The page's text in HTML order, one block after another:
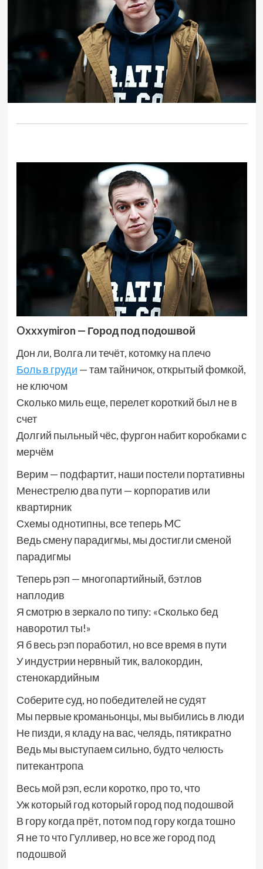
Oxxxymiron — Город под подошвой
Дон ли, Волга ли течёт, котомку на плечо
Боль в груди — там тайничок, открытый фомкой,
не ключом
Сколько миль еще, перелет короткий был не в
счет
Долгий пыльный чёс, фургон набит коробками с
мерчём
Верим — подфартит, наши постели портативны
Менестрелю два пути — корпоратив или
квартирник
Схемы однотипны, все теперь MC
Ведь смену парадигмы, мы достигли сменой
парадигмы
Теперь рэп — многопартийный, бэтлов
наплодив
Я смотрю в зеркало по типу: «Сколько бед
наворотил ты!»
Я б весь рэп поработил, но все время в пути
У индустрии нервный тик, валокордин,
стенокардийным
Соберите суд, но победителей не судят
Мы первые кроманьонцы, мы выбились в люди
Не пизди, я кладу на вас, челядь, пятикратно
Ведь мы выступаем сильно, будто челюсть
питекантропа
Весь мой рэп, если коротко, про то, что
Уж который год который город под подошвой
В гору когда прёт, потом под гору когда тошно
Я не то что Гулливер, но все же город под
подошвой